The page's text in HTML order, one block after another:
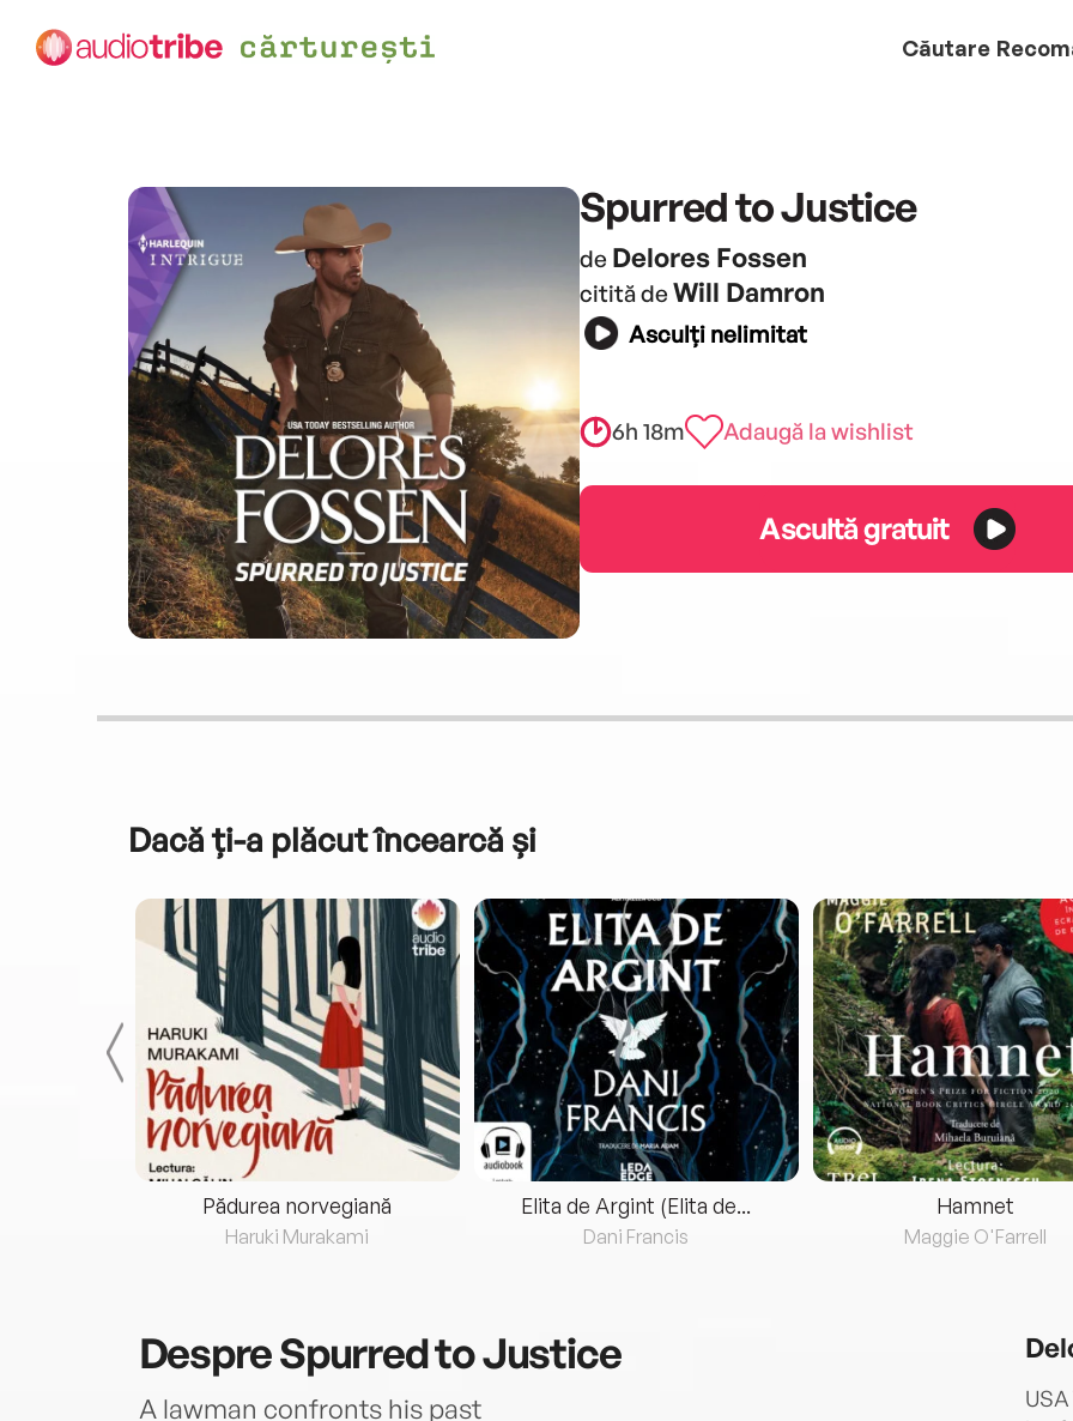
Căutare
Spurred to Justice
de Delores Fossen
citită de Will Damron
Asculți nelimitat
6h 18m Adaugă la wishlist
Ascultă gratuit
Dacă ți-a plăcut încearcă și
Pădurea norvegiană
Haruki Murakami
Elita de Argint (Elita de...
Dani Francis
Hamnet
Maggie O'Farrell
DespreSpurred to Justice
A lawman confronts his past